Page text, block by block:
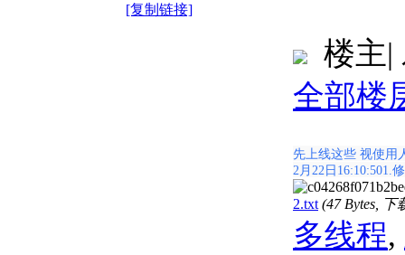
[复制链接]
楼主|
全部楼
先上线这些 视使用
2月22日16:10:501.
2.txt (47 Bytes,
多线程,